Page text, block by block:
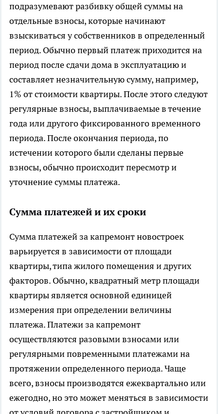
подразумевают разбивку общей суммы на
отдельные взносы, которые начинают
взыскиваться у собственников в определенный
период. Обычно первый платеж приходится на
период после сдачи дома в эксплуатацию и
составляет незначительную сумму, например,
1% от стоимости квартиры. После этого следуют
регулярные взносы, выплачиваемые в течение
года или другого фиксированного временного
периода. После окончания периода, по
истечении которого были сделаны первые
взносы, обычно происходит пересмотр и
уточнение суммы платежа.
Сумма платежей и их сроки
Сумма платежей за капремонт новостроек
варьируется в зависимости от площади
квартиры, типа жилого помещения и других
факторов. Обычно, квадратный метр площади
квартиры является основной единицей
измерения при определении величины
платежа. Платежи за капремонт
осуществляются разовыми взносами или
регулярными повременными платежами на
протяжении определенного периода. Чаще
всего, взносы производятся ежеквартально или
ежегодно, но это может меняться в зависимости